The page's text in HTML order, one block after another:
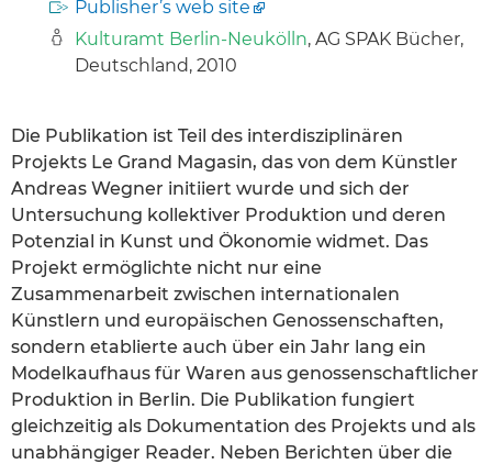
Publisher’s web site
Kulturamt Berlin-Neukölln, AG SPAK Bücher,
Deutschland, 2010
Die Publikation ist Teil des interdisziplinären
Projekts Le Grand Magasin, das von dem Künstler
Andreas Wegner initiiert wurde und sich der
Untersuchung kollektiver Produktion und deren
Potenzial in Kunst und Ökonomie widmet. Das
Projekt ermöglichte nicht nur eine
Zusammenarbeit zwischen internationalen
Künstlern und europäischen Genossenschaften,
sondern etablierte auch über ein Jahr lang ein
Modelkaufhaus für Waren aus genossenschaftlicher
Produktion in Berlin. Die Publikation fungiert
gleichzeitig als Dokumentation des Projekts und als
unabhängiger Reader. Neben Berichten über die